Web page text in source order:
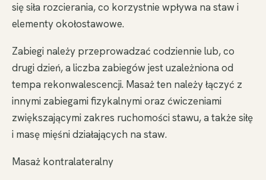
się siła rozcierania, co korzystnie wpływa na staw i
elementy okołostawowe.
Zabiegi należy przeprowadzać codziennie lub, co
drugi dzień, a liczba zabiegów jest uzależniona od
tempa rekonwalescencji. Masaż ten należy łączyć z
innymi zabiegami fizykalnymi oraz ćwiczeniami
zwiększającymi zakres ruchomości stawu, a także siłę
i masę mięśni działających na staw.
Masaż kontralateralny